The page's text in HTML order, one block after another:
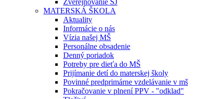
Zverejňovanie ŠJ
MATERSKÁ ŠKOLA
Aktuality
Informácie o nás
Vízia našej MŠ
Personálne obsadenie
Denný poriadok
Potreby pre dieťa do MŠ
Prijímanie detí do materskej školy
Povinné predprimárne vzdelávanie v mš
Pokračovanie v plnení PPV - "odklad"